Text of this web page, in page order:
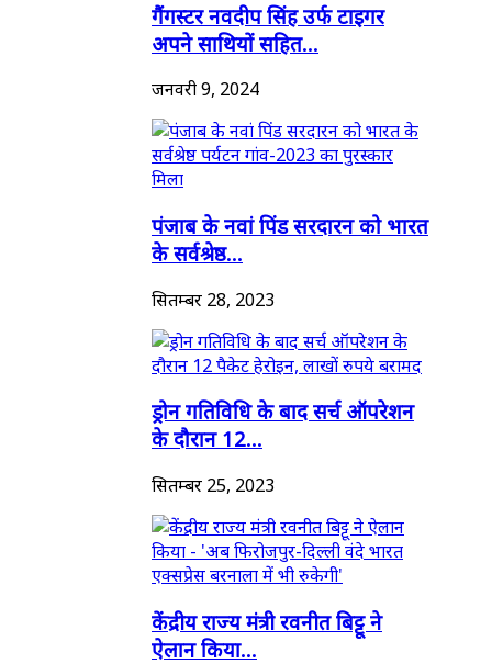
गैंगस्टर नवदीप सिंह उर्फ टाइगर
अपने साथियों सहित...
जनवरी 9, 2024
पंजाब के नवां पिंड सरदारन को भारत
के सर्वश्रेष्ठ...
सितम्बर 28, 2023
ड्रोन गतिविधि के बाद सर्च ऑपरेशन
के दौरान 12...
सितम्बर 25, 2023
केंद्रीय राज्य मंत्री रवनीत बिट्टू ने
ऐलान किया...